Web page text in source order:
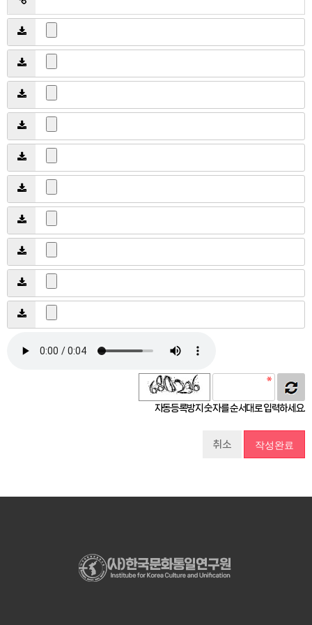
자동등록방지 숫자를 순서대로 입력하세요.
취소